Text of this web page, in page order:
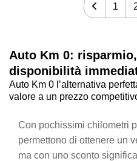
1
Auto Km 0:
disponibilità
Auto Km 0 l’alternativa
valore a un prezzo
Con pochissimi chilometri
permettono di ottenere un
ma con uno sconto